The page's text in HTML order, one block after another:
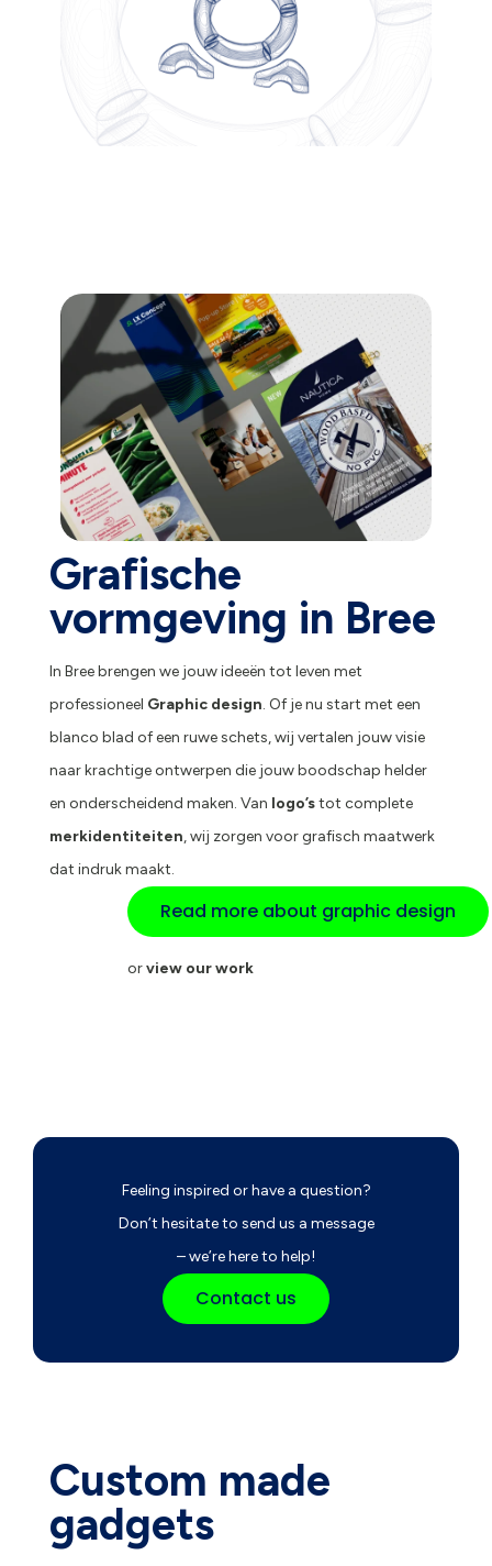
Grafische
vormgeving in Bree
In Bree brengen we jouw ideeën tot leven met
professioneel Graphic design. Of je nu start met een
blanco blad of een ruwe schets, wij vertalen jouw visie
naar krachtige ontwerpen die jouw boodschap helder
en onderscheidend maken. Van logo’stot complete
merkidentiteiten, wij zorgen voor grafisch maatwerk
dat indruk maakt.
Read more about graphic design
orview our work
Feeling inspired or have a question?
Don’t hesitate to send us a message
– we’re here to help!
Contact us
Custom made
gadgets